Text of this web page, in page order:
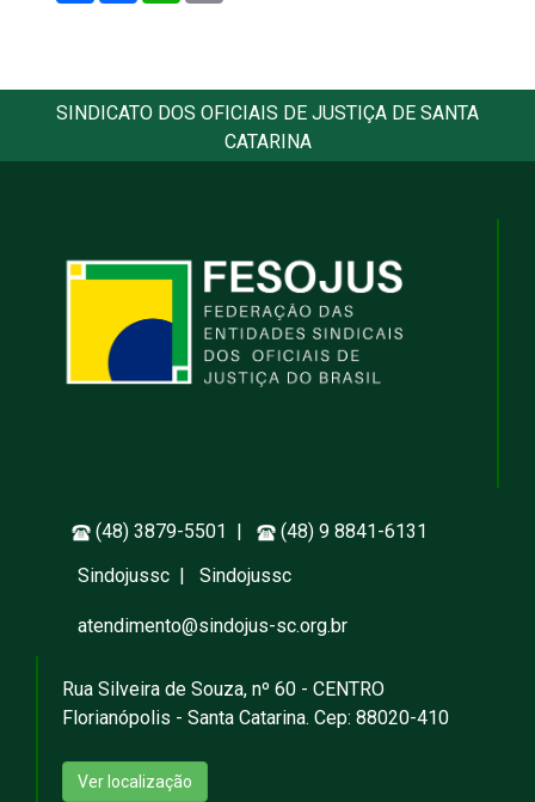
SINDICATO DOS OFICIAIS DE JUSTIÇA DE SANTA
CATARINA
(48) 3879-5501 |
(48) 9 8841-6131
Sindojussc
Sindojussc
atendimento@sindojus-sc.org.br
Rua Silveira de Souza, nº 60 - CENTRO
Florianópolis - Santa Catarina. Cep: 88020-410
Ver localização